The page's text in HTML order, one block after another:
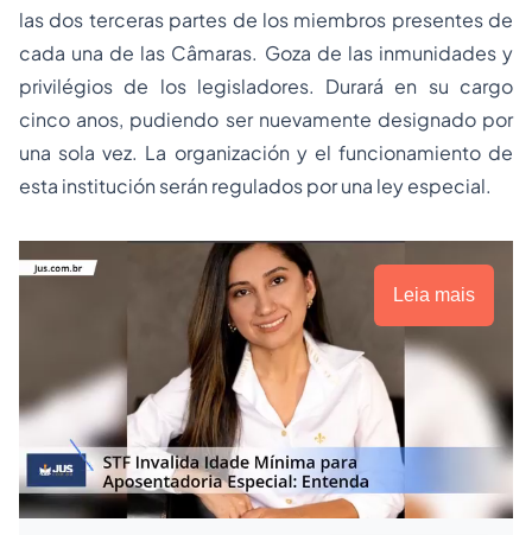
las dos terceras partes de los miembros presentes de
cada una de las Câmaras. Goza de las inmunidades y
privilégios de los legisladores. Durará en su cargo
cinco anos, pudiendo ser nuevamente designado por
una sola vez. La organización y el funcionamiento de
esta institución serán regulados por una ley especial.
Leia mais